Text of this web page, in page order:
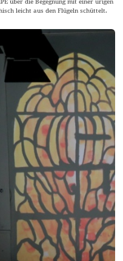
leicht aus den Flügeln schüttelt.